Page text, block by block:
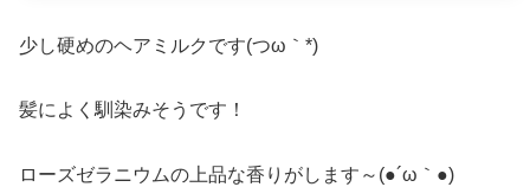
少し硬めのヘアミルクです(つω｀*)
髪によく馴染みそうです！
ローズゼラニウムの上品な香りがします～(●´ω｀●)